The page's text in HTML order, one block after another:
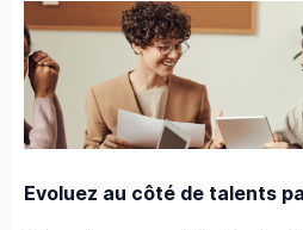
Evoluez au côté de talents